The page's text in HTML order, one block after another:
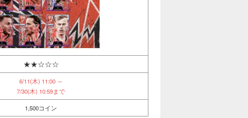
★★☆☆☆
6/11(木) 11:00 ～
7/30(木) 10:59まで
1,500コイン